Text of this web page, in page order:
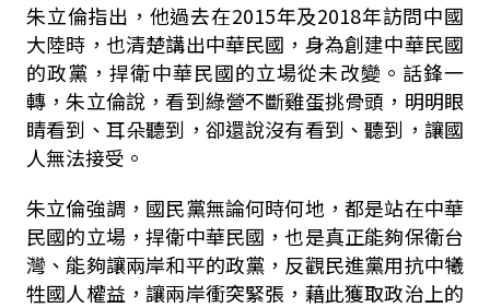
朱立倫指出，他過去在2015年及2018年訪問中國
大陸時，也清楚講出中華民國，身為創建中華民國
的政黨，捍衛中華民國的立場從未改變。話鋒一
轉，朱立倫說，看到綠營不斷雞蛋挑骨頭，明明眼
睛看到、耳朵聽到，卻還說沒有看到、聽到，讓國
人無法接受。
朱立倫強調，國民黨無論何時何地，都是站在中華
民國的立場，捍衛中華民國，也是真正能夠保衛台
灣、能夠讓兩岸和平的政黨，反觀民進黨用抗中犧
牲國人權益，讓兩岸衝突緊張，藉此獲取政治上的